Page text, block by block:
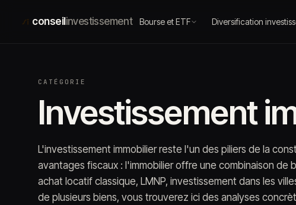
conseil investissement Bourse et ETF Diversification
CATÉGORIE
Investissement
L'investissement immobilier reste l'un des piliers de la
avantages fiscaux : l'immobilier offre une combinaison
achat locatif classique, LMNP, investissement dans les
de plusieurs biens, vous trouverez ici des analyses